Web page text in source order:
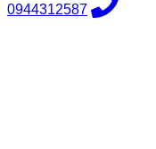
0944312587